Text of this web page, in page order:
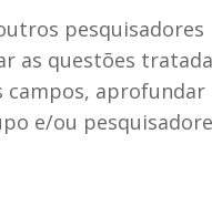
pesquisadores
as questões
campos, aprofundar
e/ou